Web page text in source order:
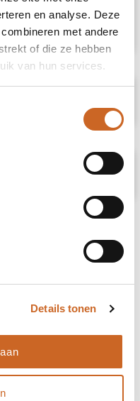
en analyse. Deze
met andere
of die ze hebben
van hun services.
Details tonen
• Stack height